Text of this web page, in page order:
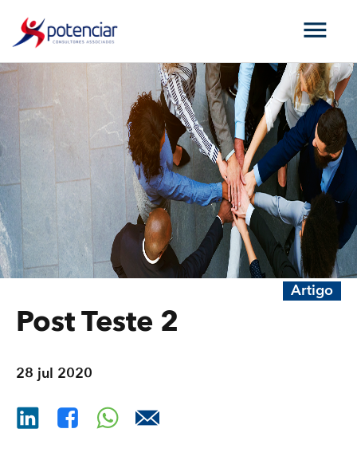
Artigo
Post Teste 2
28 jul 2020